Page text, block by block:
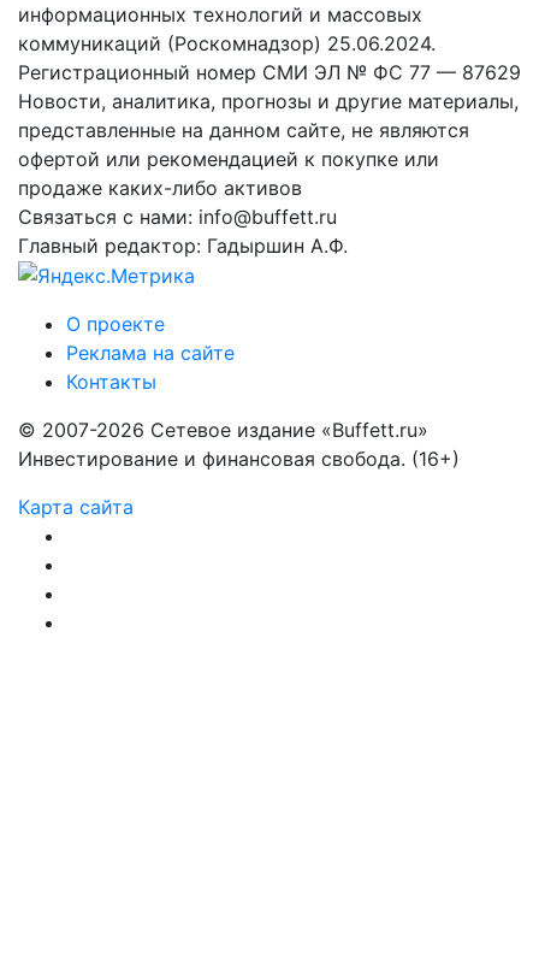
информационных технологий и массовых
коммуникаций (Роскомнадзор) 25.06.2024.
Регистрационный номер СМИ ЭЛ № ФС 77 — 87629
Новости, аналитика, прогнозы и другие материалы,
представленные на данном сайте, не являются
офертой или рекомендацией к покупке или
продаже каких-либо активов
Связаться с нами: info@buffett.ru
Главный редактор: Гадыршин А.Ф.
О проекте
Реклама на сайте
Контакты
© 2007-2026 Сетевое издание «Buffett.ru»
Инвестирование и финансовая свобода. (16+)
Карта сайта